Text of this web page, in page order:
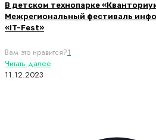
В детском технопарке
Межрегиональный фестиваль
«IT-Fest»
Вам это нравится?1
Читать далее
11.12.2023